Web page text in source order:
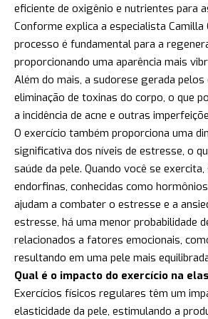
eficiente de oxigênio e nutrientes para
Conforme explica a especialista Camilla
processo é fundamental para a
proporcionando uma aparência mais
Além do mais, a sudorese gerada
eliminação de toxinas do corpo, o que
a incidência de acne e outras
O exercício também proporciona uma
significativa dos níveis de estresse, o
saúde da pele. Quando você se
endorfinas, conhecidas como
ajudam a combater o estresse e a
estresse, há uma menor probabilidade
relacionados a fatores emocionais,
resultando em uma pele mais
Qual é o impacto do exercício na
Exercícios físicos regulares têm um
elasticidade da pele, estimulando a